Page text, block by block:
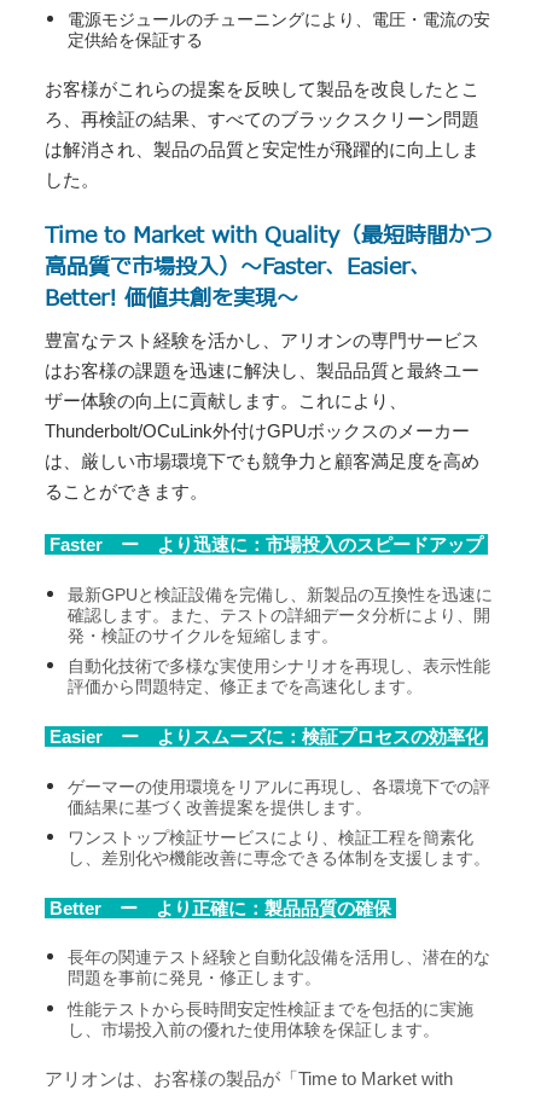
電源モジュールのチューニングにより、電圧・電流の安
定供給を保証する
お客様がこれらの提案を反映して製品を改良したとこ
ろ、再検証の結果、すべてのブラックスクリーン問題
は解消され、製品の品質と安定性が飛躍的に向上しま
した。
Time to Market with Quality（最短時間かつ
高品質で市場投入） ～Faster、Easier、
Better! 価値共創を実現～
豊富なテスト経験を活かし、アリオンの専門サービス
はお客様の課題を迅速に解決し、製品品質と最終ユー
ザー体験の向上に貢献します。これにより、
Thunderbolt/OCuLink外付けGPUボックスのメーカー
は、厳しい市場環境下でも競争力と顧客満足度を高め
ることができます。
Faster ー より迅速に：市場投入のスピードアップ
最新GPUと検証設備を完備し、新製品の互換性を迅速に
確認します。また、テストの詳細データ分析により、開
発・検証のサイクルを短縮します。
自動化技術で多様な実使用シナリオを再現し、表示性能
評価から問題特定、修正までを高速化します。
Easier ー よりスムーズに：検証プロセスの効率化
ゲーマーの使用環境をリアルに再現し、各環境下での評
価結果に基づく改善提案を提供します。
ワンストップ検証サービスにより、検証工程を簡素化
し、差別化や機能改善に専念できる体制を支援します。
Better ー より正確に：製品品質の確保
長年の関連テスト経験と自動化設備を活用し、潜在的な
問題を事前に発見・修正します。
性能テストから長時間安定性検証までを包括的に実施
し、市場投入前の優れた使用体験を保証します。
アリオンは、お客様の製品が「Time to Market with